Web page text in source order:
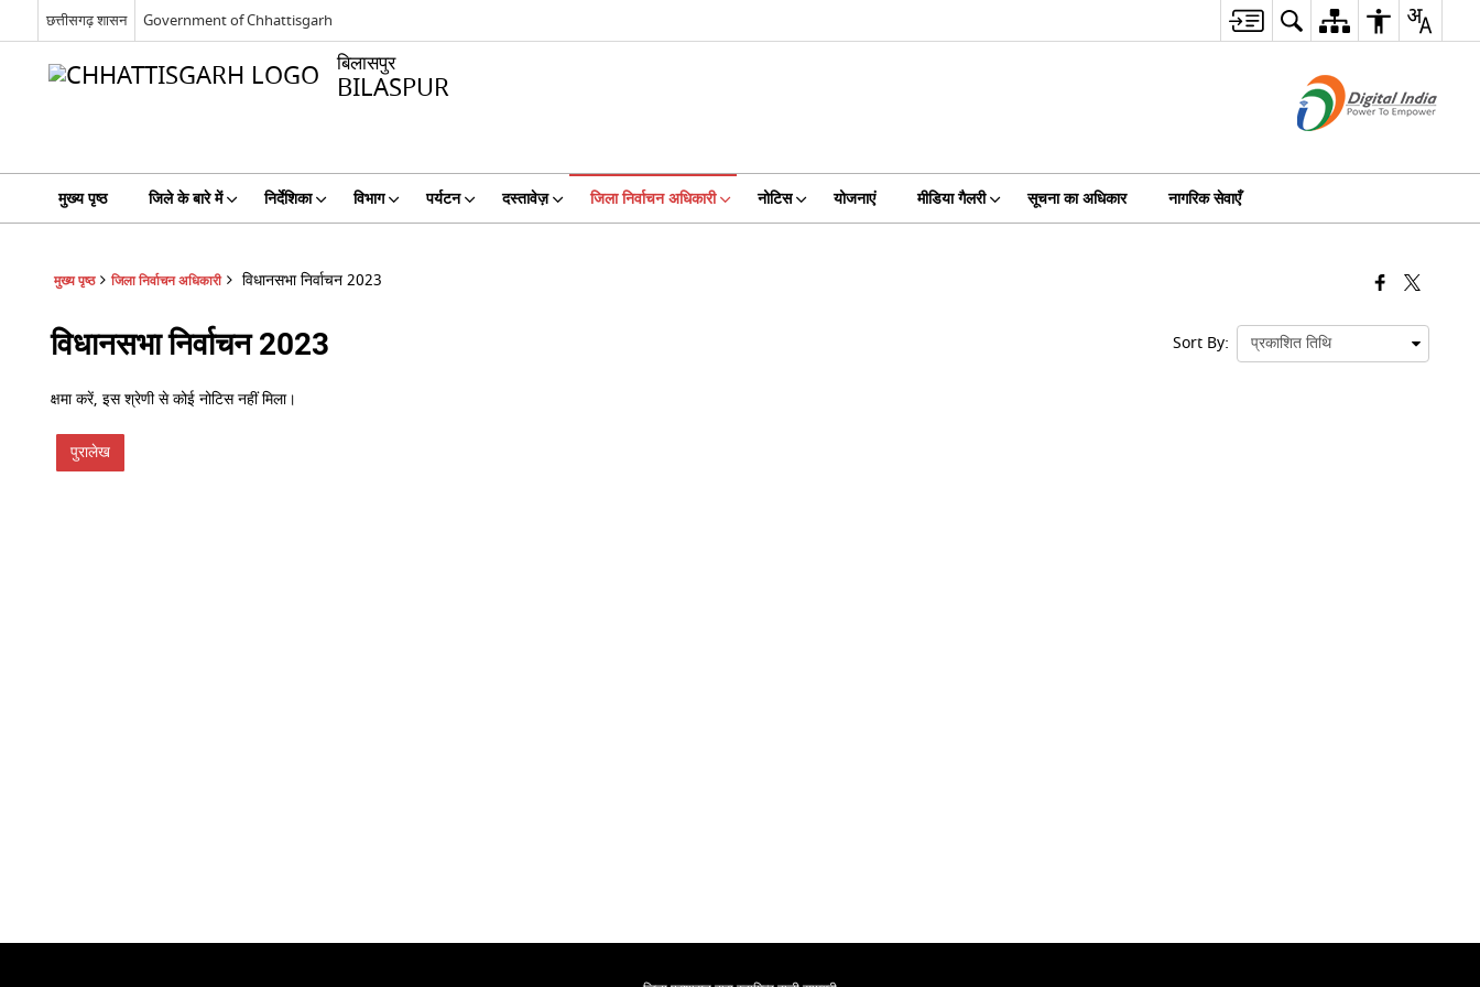
छत्तीसगढ़ शासन Government of Chhattisgarh
बिलासपुर
BILASPUR
मुख्य पृष्ठ जिले के बारे में निर्देशिका विभाग पर्यटन दस्तावेज़ जिला निर्वाचन अधिकारी नोटिस योजनाएं मीडिया गैलरी सूचना का अधिकार नागरिक सेवाएँ
मुख्य पृष्ठ जिला निर्वाचन अधिकारी विधानसभा निर्वाचन 2023
विधानसभा निर्वाचन 2023 Sort By:
क्षमा करें, इस श्रेणी से कोई नोटिस नहीं मिला।
पुरालेख